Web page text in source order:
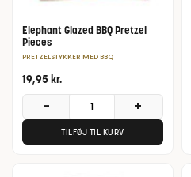
Elephant Glazed BBQ Pretzel
Pieces
PRETZELSTYKKER MED BBQ
19,95kr.
− +
TILFØJ TIL KURV